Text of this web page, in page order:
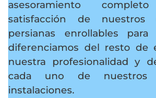
asesoramiento
satisfacción de nuestros
persianas enrollables para
diferenciamos del resto de
nuestra profesionalidad y
cada uno de nuestros
instalaciones.